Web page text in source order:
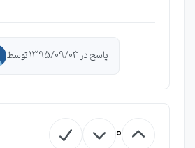
پاسخ در 1395/09/03 توسط
0